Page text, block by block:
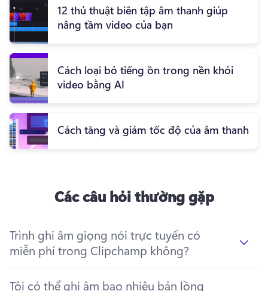
12 thủ thuật biên tập âm thanh giúp
nâng tầm video của bạn
Cách loại bỏ tiếng ồn trong nền khỏi
video bằng AI
Cách tăng và giảm tốc độ của âm thanh
Các câu hỏi thường gặp
Trình ghi âm giọng nói trực tuyến có
miễn phí trong Clipchamp không?
Tôi có thể ghi âm bao nhiêu bản lồng